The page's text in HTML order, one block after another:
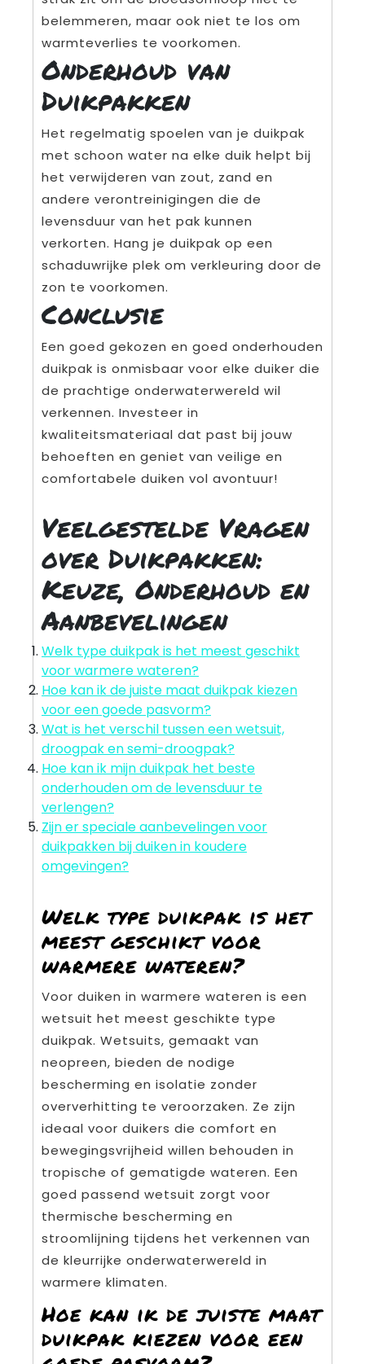
belemmeren, maar ook niet te los om
warmteverlies te voorkomen.
Onderhoud van
Duikpakken
Het regelmatig spoelen van je duikpak
met schoon water na elke duik helpt bij
het verwijderen van zout, zand en
andere verontreinigingen die de
levensduur van het pak kunnen
verkorten. Hang je duikpak op een
schaduwrijke plek om verkleuring door de
zon te voorkomen.
Conclusie
Een goed gekozen en goed onderhouden
duikpak is onmisbaar voor elke duiker die
de prachtige onderwaterwereld wil
verkennen. Investeer in
kwaliteitsmateriaal dat past bij jouw
behoeften en geniet van veilige en
comfortabele duiken vol avontuur!
Veelgestelde Vragen
over Duikpakken:
Keuze, Onderhoud en
Aanbevelingen
Welk type duikpak is het meest geschikt
voor warmere wateren?
Hoe kan ik de juiste maat duikpak kiezen
voor een goede pasvorm?
Wat is het verschil tussen een wetsuit,
droogpak en semi-droogpak?
Hoe kan ik mijn duikpak het beste
onderhouden om de levensduur te
verlengen?
Zijn er speciale aanbevelingen voor
duikpakken bij duiken in koudere
omgevingen?
Welk type duikpak is het
meest geschikt voor
warmere wateren?
Voor duiken in warmere wateren is een
wetsuit het meest geschikte type
duikpak. Wetsuits, gemaakt van
neopreen, bieden de nodige
bescherming en isolatie zonder
oververhitting te veroorzaken. Ze zijn
ideaal voor duikers die comfort en
bewegingsvrijheid willen behouden in
tropische of gematigde wateren. Een
goed passend wetsuit zorgt voor
thermische bescherming en
stroomlijning tijdens het verkennen van
de kleurrijke onderwaterwereld in
warmere klimaten.
Hoe kan ik de juiste maat
duikpak kiezen voor een